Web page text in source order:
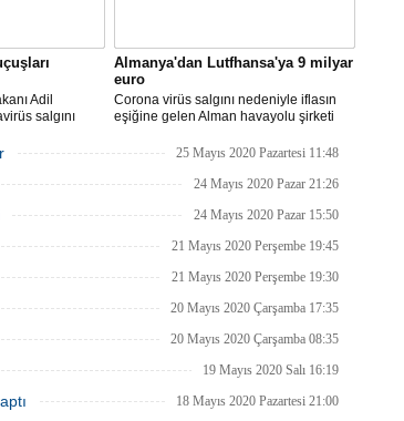
Adil
salgını
iç
bildirdi.
Almanya'dan Lutfhansa'ya 9 milyar
euro
Corona virüs salgını nedeniyle iflasın
eşiğine gelen Alman havayolu şirketi
anlaşma sağlandı.25 Mayıs 2020 Pazartesi 11:48
24 Mayıs 2020 Pazar 21:26
24 Mayıs 2020 Pazar 15:50
21 Mayıs 2020 Perşembe 19:45
21 Mayıs 2020 Perşembe 19:30
20 Mayıs 2020 Çarşamba 17:35
20 Mayıs 2020 Çarşamba 08:35
19 Mayıs 2020 Salı 16:19
18 Mayıs 2020 Pazartesi 21:00